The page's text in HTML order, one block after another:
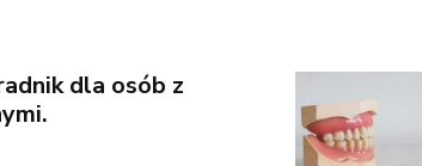
dla osób z